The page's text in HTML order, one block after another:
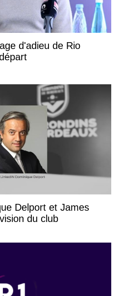
d'adieu de Rio
Delport et James
du club